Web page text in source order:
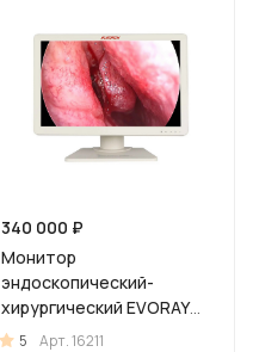
340 000 ₽
Монитор
эндоскопический-
хирургический EVORAY
S271P
5 Арт.16211